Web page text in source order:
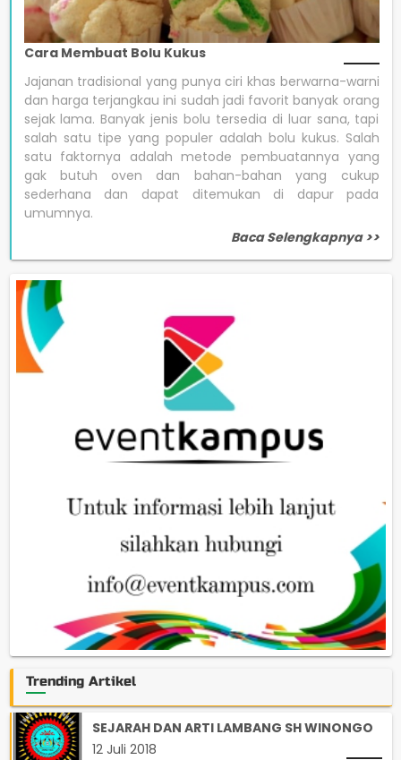
Cara Membuat Bolu Kukus
Jajanan tradisional yang punya ciri khas berwarna-warni
dan harga terjangkau ini sudah jadi favorit banyak orang
sejak lama. Banyak jenis bolu tersedia di luar sana, tapi
salah satu tipe yang populer adalah bolu kukus. Salah
satu faktornya adalah metode pembuatannya yang
gak butuh oven dan bahan-bahan yang cukup
sederhana dan dapat ditemukan di dapur pada
umumnya.
Baca Selengkapnya >>
Trending Artikel
SEJARAH DAN ARTI LAMBANG SH WINONGO
12 Juli 2018